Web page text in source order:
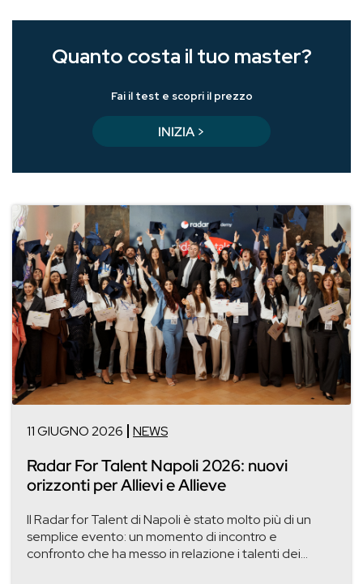
Quanto costa il tuo master?
Fai il test e scopri il prezzo
INIZIA >
11 GIUGNO 2026 NEWS
Radar For Talent Napoli 2026: nuovi
orizzonti per Allievi e Allieve
Il Radar for Talent di Napoli è stato molto più di un
semplice evento: un momento di incontro e
confronto che ha messo in relazione i talenti dei...